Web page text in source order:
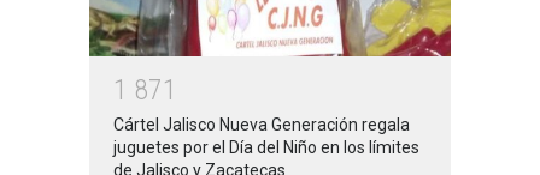
1 871
Cártel Jalisco Nueva Generación regala
juguetes por el Día del Niño en los límites
de Jalisco y Zacatecas